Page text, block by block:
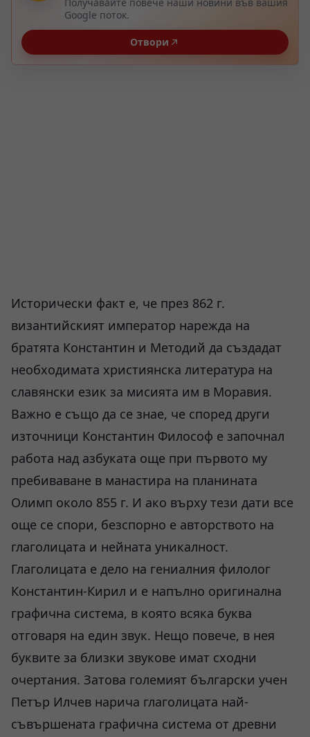
Google поток.
Отвори
Исторически факт е, че през 862 г.
византийският император нарежда на
братята Константин и Методий да създадат
необходимата християнска литература на
славянски език за мисията им в Моравия.
Важно е също да се знае, че според други
източници Константин Философ е започнал
работа над азбуката още при първото му
пребиваване в манастира на планината
Олимп около 855 г. И ако върху тези дати все
още се спори, безспорно е авторството на
глаголицата и нейната уникалност.
Глаголицата е дело на гениалния филолог
Константин-Кирил и е напълно оригинална
графична система, в която всяка буква
отговаря на един звук. Нещо повече, в нея
буквите за близки звукове имат сходни
очертания. Затова големият български учен
Петър Илчев нарича глаголицата най-
съвършената графична система от древни